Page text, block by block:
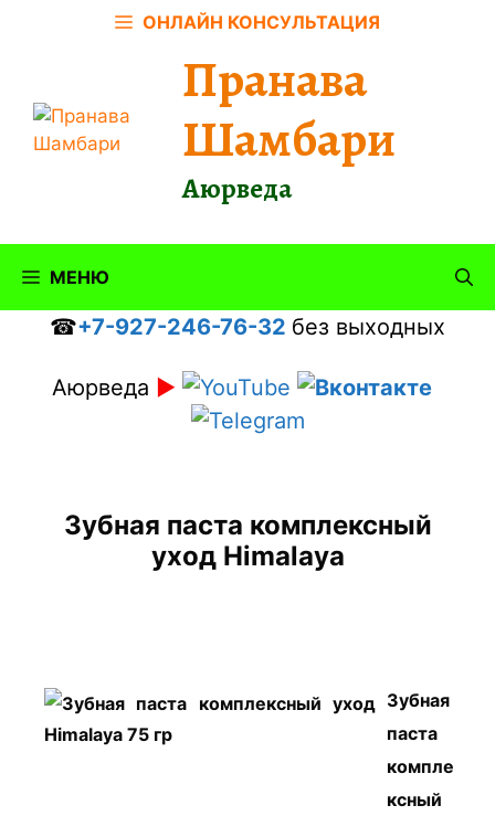
ОНЛАЙН КОНСУЛЬТАЦИЯ
Пранава
Шамбари
Аюрведа
МЕНЮ
☎+7-927-246-76-32 без выходных
Аюрведа ►
Зубная паста комплексный
уход Himalaya
​Зубная
паста
компле
ксный